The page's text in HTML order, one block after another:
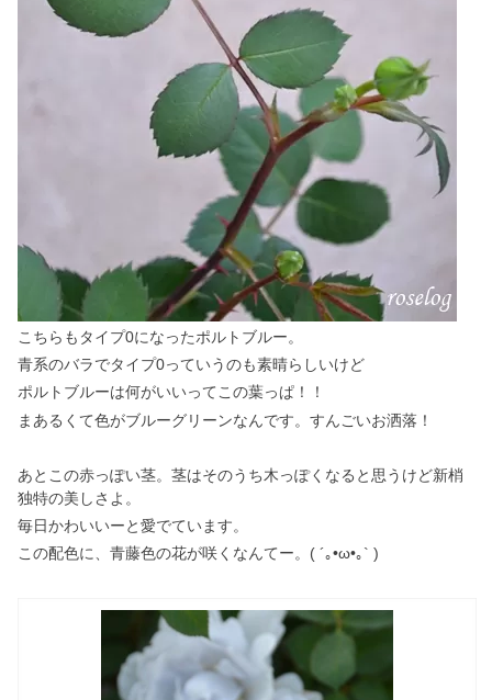
こちらもタイプ0になったポルトブルー。
青系のバラでタイプ0っていうのも素晴らしいけど
ポルトブルーは何がいいってこの葉っぱ！！
まあるくて色がブルーグリーンなんです。すんごいお洒落！
あとこの赤っぽい茎。茎はそのうち木っぽくなると思うけど新梢
独特の美しさよ。
毎日かわいいーと愛でています。
この配色に、青藤色の花が咲くなんてー。( ´｡•ω•｡` )